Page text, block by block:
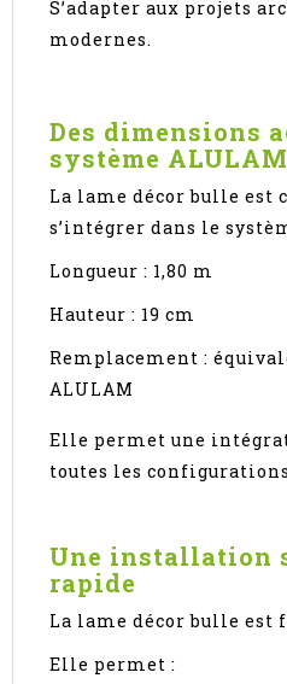
S’adapter aux projets
modernes.
Des dimensions
système ALULAM
La lame décor bulle est
s’intégrer dans le
Longueur : 1,80 m
Hauteur : 19 cm
Remplacement :
ALULAM
Elle permet une
toutes les
Une installation
rapide
La lame décor bulle
Elle permet :